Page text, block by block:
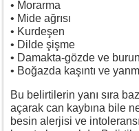
• Morarma
• Mide ağrısı
• Kurdeşen
• Dilde şişme
• Damakta-gözde ve
• Boğazda kaşıntı ve
Bu belirtilerin yanı sıra
açarak can kaybına bile
besin alerjisi ve